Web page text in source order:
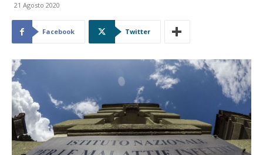
21 Agosto 2020
Facebook Twitter